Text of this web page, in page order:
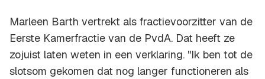
Marleen Barth vertrekt als fractievoorzitter van de
Eerste Kamerfractie van de PvdA. Dat heeft ze
zojuist laten weten in een verklaring. "Ik ben tot de
slotsom gekomen dat nog langer functioneren als